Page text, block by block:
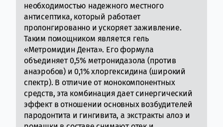
необходимостью надежного местного
антисептика, который работает
пролонгированно и ускоряет заживление.
Таким помощником является гель
«Метромидин Дента». Его формула
объединяет 0,5% метронидазола (против
анаэробов) и 0,1% хлоргексидина (широкий
спектр). В отличие от монокомпонентных
средств, эта комбинация дает синергический
эффект в отношении основных возбудителей
пародонтита и гингивита, а экстракты алоэ и